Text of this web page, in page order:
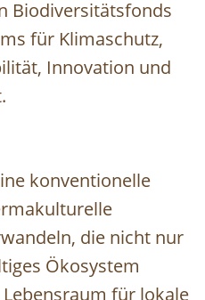
Biodiversitätsfonds
für Klimaschutz,
Innovation und
konventionelle
die nicht nur
Ökosystem
für lokale